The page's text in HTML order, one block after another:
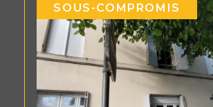
SOUS-COMPROMIS